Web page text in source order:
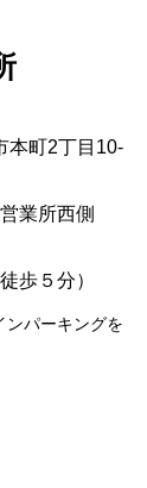
本町2丁目10-
業所西側
歩５分）
ンパーキングを